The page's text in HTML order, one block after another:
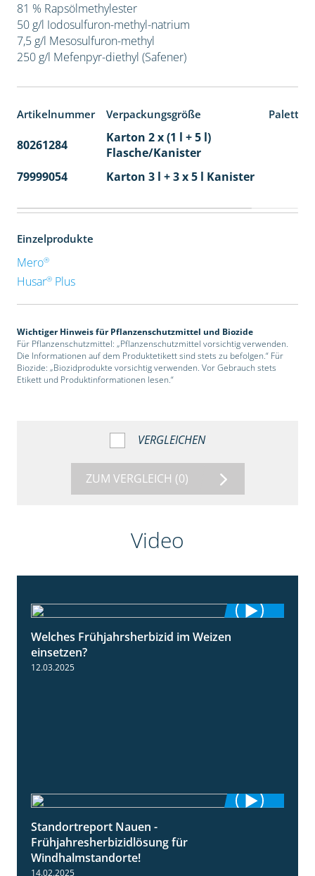
81 % Rapsölmethylester
50 g/l Iodosulfuron-methyl-natrium
7,5 g/l Mesosulfuron-methyl
250 g/l Mefenpyr-diethyl (Safener)
Artikelnummer Verpackungsgröße
80261284
Karton 2 x (1 l + 5 l)
Flasche/Kanister
79999054 Karton 3 l + 3 x 5 l Kanister
Einzelprodukte
Mero®
Husar®Plus
Wichtiger Hinweis für Pflanzenschutzmittel und Biozide
Für Pflanzenschutzmittel: „Pflanzenschutzmittel vorsichtig verwenden.
Die Informationen auf dem Produktetikett sind stets zu befolgen.“ Für
Biozide: „Biozidprodukte vorsichtig verwenden. Vor Gebrauch stets
Etikett und Produktinformationen lesen.“
VERGLEICHEN
ZUM VERGLEICH (0)
Video
Welches Frühjahrsherbizid im Weizen
einsetzen?
12.03.2025
Standortreport Nauen -
Frühjahresherbizidlösung für
Windhalmstandorte!
14.02.2025